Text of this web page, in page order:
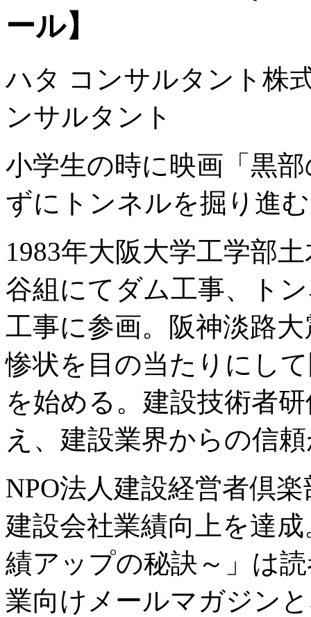
ール】
ハタ コンサルタント株
ンサルタント
小学生の時に映画「黒
ずにトンネルを掘り進
1983年大阪大学工学部
谷組にてダム工事、ト
工事に参画。阪神淡路
惨状を目の当たりにし
を始める。建設技術者
え、建設業界からの信
NPO法人建設経営者倶
建設会社業績向上を達
績アップの秘訣～」は
業向けメールマガジン